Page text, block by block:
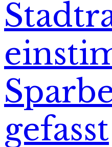
gefasst